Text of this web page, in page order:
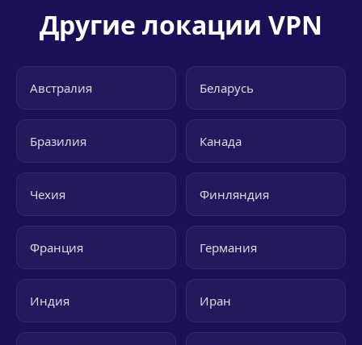
Другие локации VPN
Австралия Беларусь
Бразилия Канада
Чехия Финляндия
Франция Германия
Индия Иран